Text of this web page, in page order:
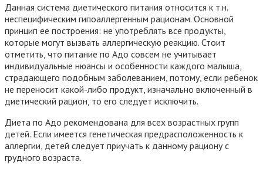
Данная система диетического питания относится к т.н.
неспецифическим гипоаллергенным рационам. Основной
принцип ее построения: не употреблять все продукты,
которые могут вызвать аллергическую реакцию. Стоит
отметить, что питание по Адо совсем не учитывает
индивидуальные нюансы и особенности каждого малыша,
страдающего подобным заболеванием, потому, если ребенок
не переносит какой-либо продукт, изначально включенный в
диетический рацион, то его следует исключить.
Диета по Адо рекомендована для всех возрастных групп
детей. Если имеется генетическая предрасположенность к
аллергии, детей следует приучать к данному рациону с
грудного возраста.